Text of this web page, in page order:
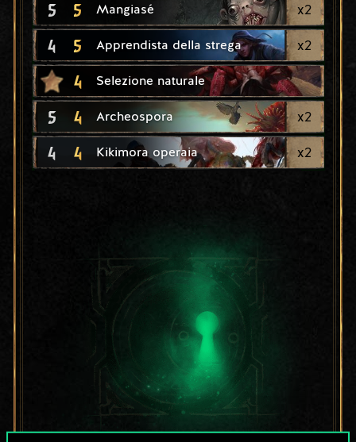
5 5 Mangiasé x2
4 5 Apprendista della strega x2
4 Selezione naturale
5 4 Archeospora x2
4 4 Kikimora operaia x2